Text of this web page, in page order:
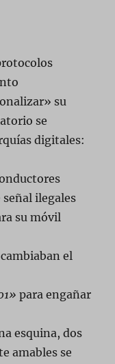
su
se
digitales:
ilegales
su móvil
el
para engañar
esquina, dos
amables se